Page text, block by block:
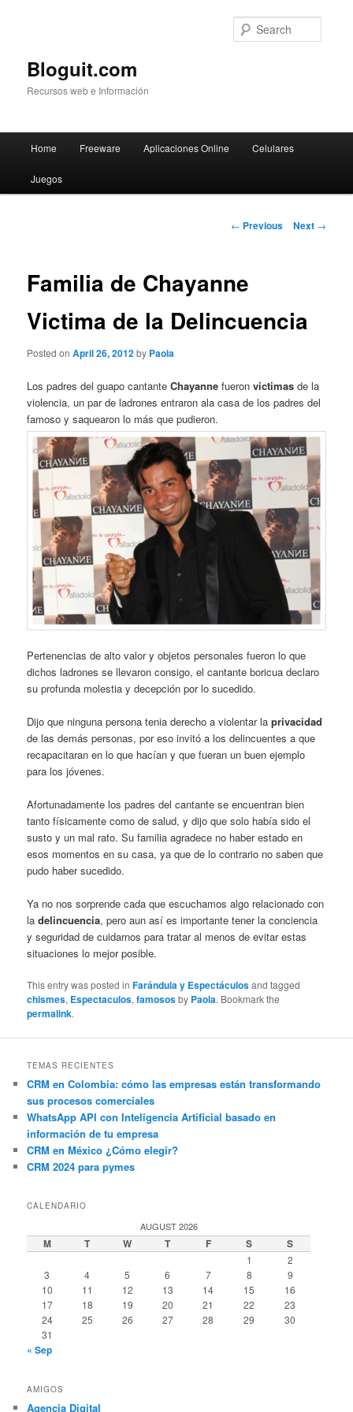
Bloguit.com
Recursos web e Información
Skip
to
Home Freeware Aplicaciones Online Celulares
Juegos
Post
← Previous Next →
Familia de Chayanne
Victima de la Delincuencia
Posted onApril 26, 2012by Paola
Los padres del guapo cantanteChayannefueronvictimas de la
violencia, un par de ladrones entraron ala casa de los padres del
famoso y saquearon lo más que pudieron.
Pertenencias de alto valor y objetos personales fueron lo que
dichos ladrones se llevaron consigo, el cantante boricua declaro
su profunda molestia y decepción por lo sucedido.
Dijo que ninguna persona tenia derecho a violentar laprivacidad
de las demás personas, por eso invitó a los delincuentes a que
recapacitaran en lo que hacían y que fueran un buen ejemplo
para los jóvenes.
Afortunadamente los padres del cantante se encuentran bien
tanto físicamente como de salud, y dijo que solo había sido el
susto y un mal rato. Su familia agradece no haber estado en
esos momentos en su casa, ya que de lo contrario no saben que
pudo haber sucedido.
Ya no nos sorprende cada que escuchamos algo relacionado con
ladelincuencia, pero aun así es importante tener la conciencia
y seguridad de cuidarnos para tratar al menos de evitar estas
situaciones lo mejor posible.
This entry was posted inFarándula y Espectáculosand tagged
chismes, Espectaculos,famososby Paola. Bookmark the
permalink.
TEMAS RECIENTES
CRM en Colombia: cómo las empresas están transformando
sus procesos comerciales
WhatsApp API con Inteligencia Artificial basado en
información de tu empresa
CRM en México ¿Cómo elegir?
CRM 2024 para pymes
CALENDARIO
AUGUST 2026
M T W T F S S
1
2
3
4 5 6 7 8
9
10
11 12 13 14 15
16
17
18 19 20 21 22
23
24
25 26 27 28 29
30
31
« Sep
AMIGOS
Agencia Digital